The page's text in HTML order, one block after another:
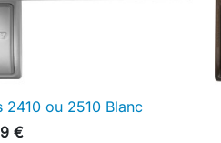
 Aperçu rapide
2410 ou 2510 Blanc
€